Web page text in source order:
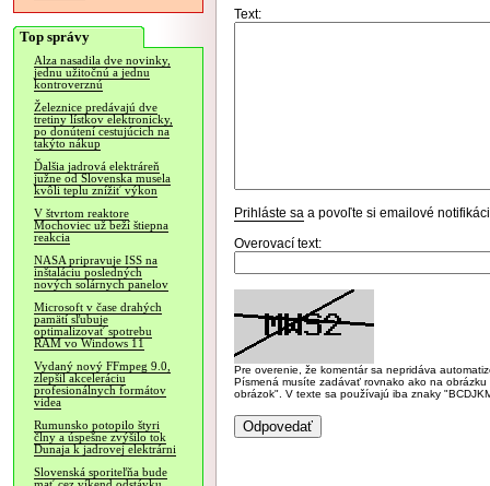
Top správy
Alza nasadila dve novinky,
jednu užitočnú a jednu
kontroverznú
Železnice predávajú dve
tretiny lístkov elektronicky,
po donútení cestujúcich na
takýto nákup
Ďalšia jadrová elektráreň
južne od Slovenska musela
kvôli teplu znížiť výkon
V štvrtom reaktore
Mochoviec už beží štiepna
reakcia
NASA pripravuje ISS na
inštaláciu posledných
nových solárnych panelov
Microsoft v čase drahých
pamätí sľubuje
optimalizovať spotrebu
RAM vo Windows 11
Vydaný nový FFmpeg 9.0,
zlepšil akceleráciu
profesionálnych formátov
videa
Rumunsko potopilo štyri
člny a úspešne zvýšilo tok
Dunaja k jadrovej elektrárni
Slovenská sporiteľňa bude
Text:
Prihláste sa a povoľte si emailové
Overovací text:
Pre overenie, že komentár sa nepridáva
Písmená musíte zadávať rovnako ako na
obrázok". V texte sa používajú iba znaky